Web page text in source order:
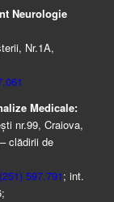
Neurologie
Nr.1A,
Medicale:
nr.99, Craiova,
clădirii de
597.791; int.